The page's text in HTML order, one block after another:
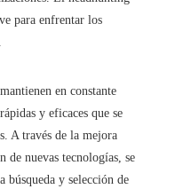
para enfrentar los
en constante
y eficaces que se
A través de la mejora
de nuevas tecnologías, se
búsqueda y selección de